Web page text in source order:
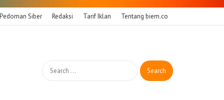
Pedoman Siber Redaksi Tarif Iklan Tentang biem.co
Search
for: